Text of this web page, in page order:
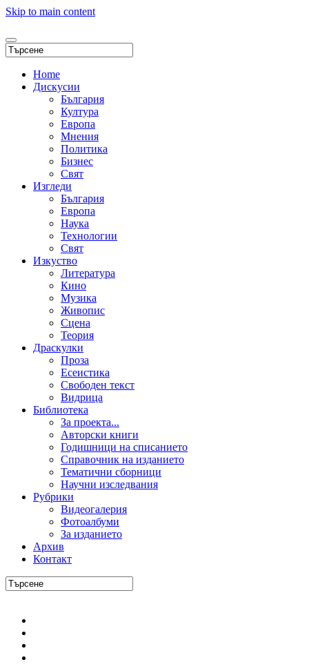
Skip to main content
Home
Дискусии
България
Култура
Европа
Мнения
Политика
Бизнес
Свят
Изгледи
България
Европа
Наука
Технологии
Свят
Изкуство
Литература
Кино
Музика
Живопис
Сцена
Теория
Драскулки
Проза
Есеистика
Свободен текст
Видрица
Библиотека
За проекта...
Авторски книги
Годишници на списанието
Справочник на изданието
Тематични сборници
Научни изследвания
Рубрики
Видеогалерия
Фотоалбуми
За изданието
Архив
Контакт